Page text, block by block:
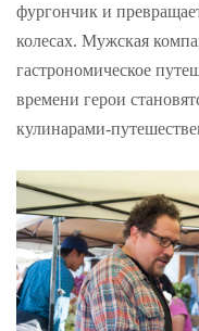
фургончик и
колесах. Мужская
гастрономическое
времени герои
кулинарами-